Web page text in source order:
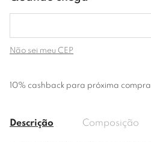
Não sei meu CEP
10% cashback para próxima compra
Descrição Composição